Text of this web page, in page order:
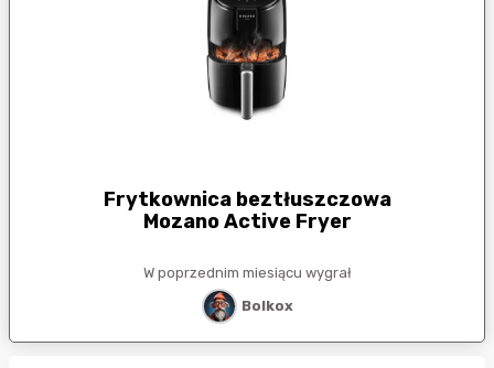
Frytkownica beztłuszczowa
Mozano Active Fryer
W poprzednim miesiącu wygrał
Bolkox